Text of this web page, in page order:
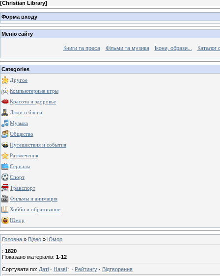
[Christian Library]
Форма входу
Меню сайту
Книги та преса Фільми та музика Ікони, образи... Каталог
Categories
Другое
Компьютерные игры
Красота и здоровье
Люди и блоги
Музыка
Общество
Путешествия и события
Развлечения
Сериалы
Спорт
Транспорт
Фильмы и анимация
Хобби и образование
Юмор
Головна » Відео » Юмор
: 1820
Показано матеріалів: 1-12
Сортувати по: Даті · Назві↑ · Рейтингу · Відтворення